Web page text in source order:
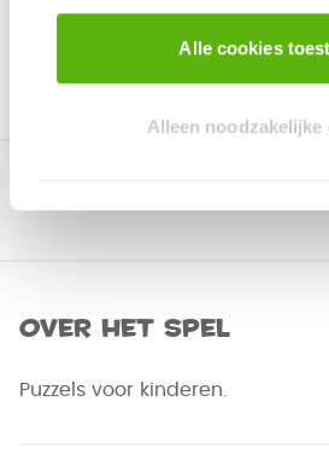
Alle cookies
Alleen noodzakelijke
Over het spel
Puzzels voor kinderen.